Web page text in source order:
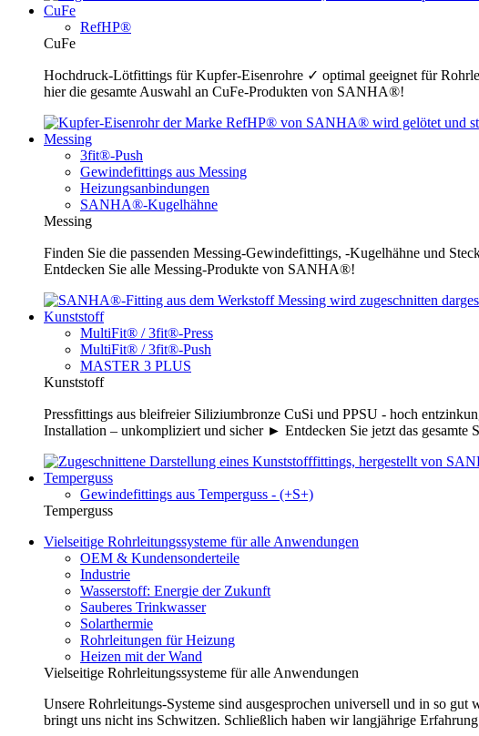
CuFe
RefHP®
CuFe
Hochdruck-Lötfittings für Kupfer-Eisenrohre ✓ optimal geeignet für
hier die gesamte Auswahl an CuFe-Produkten von SANHA®!
Messing
3fit®-Push
Gewindefittings aus Messing
Heizungsanbindungen
SANHA®-Kugelhähne
Messing
Finden Sie die passenden Messing-Gewindefittings, -Kugelhähne und
Entdecken Sie alle Messing-Produkte von SANHA®!
Kunststoff
MultiFit® / 3fit®-Press
MultiFit® / 3fit®-Push
MASTER 3 PLUS
Kunststoff
Pressfittings aus bleifreier Siliziumbronze CuSi und PPSU - hoch
Installation – unkompliziert und sicher ► Entdecken Sie jetzt das gesamte
Temperguss
Gewindefittings aus Temperguss - (+S+)
Temperguss
Vielseitige Rohrleitungssysteme für alle Anwendungen
OEM & Kundensonderteile
Industrie
Wasserstoff: Energie der Zukunft
Sauberes Trinkwasser
Solarthermie
Rohrleitungen für Heizung
Heizen mit der Wand
Vielseitige Rohrleitungssysteme für alle Anwendungen
Unsere Rohrleitungs-Systeme sind ausgesprochen universell und in so
bringt uns nicht ins Schwitzen. Schließlich haben wir langjährige